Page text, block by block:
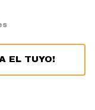
EL TUYO!